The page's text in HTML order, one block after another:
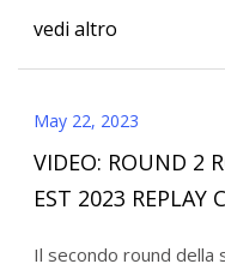
vedi altro
May 22, 2023
VIDEO: ROUND 2
EST 2023 REPLAY
Il secondo round della